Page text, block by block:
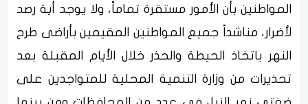
المواطنين بأن الأمور مستقرة تماماً، ولا يوجد أية رصد
لأضرار، مناشداً جميع المواطنين المقيمين بأراضى طرح
النهر باتخاذ الحيطة والحذر خلال الأيام المقبلة بعد
تحذيرات من وزارة التنمية المحلية للمتواجدين على